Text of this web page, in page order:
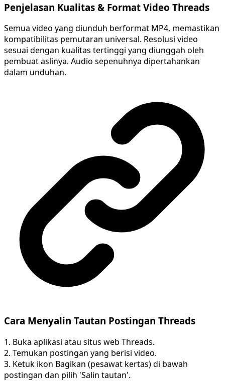
Penjelasan Kualitas & Format Video Threads
Semua video yang diunduh berformat MP4, memastikan
kompatibilitas pemutaran universal. Resolusi video
sesuai dengan kualitas tertinggi yang diunggah oleh
pembuat aslinya. Audio sepenuhnya dipertahankan
dalam unduhan.
Cara Menyalin Tautan Postingan Threads
1. Buka aplikasi atau situs web Threads.
2. Temukan postingan yang berisi video.
3. Ketuk ikon Bagikan (pesawat kertas) di bawah
postingan dan pilih 'Salin tautan'.